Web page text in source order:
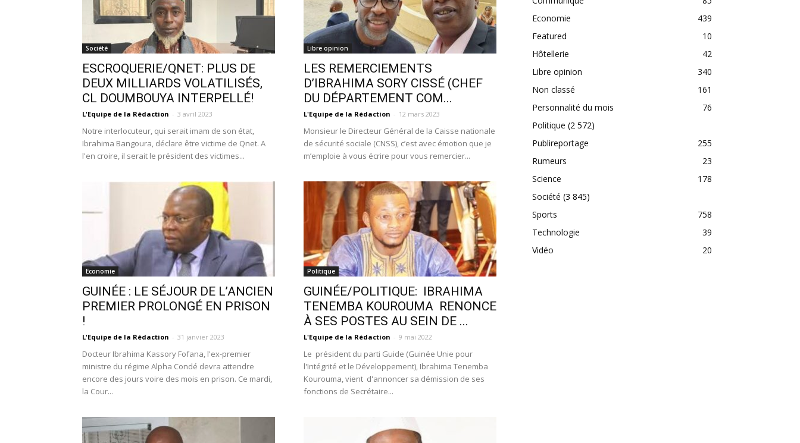
Société
ESCROQUERIE/QNET: PLUS DE
DEUX MILLIARDS VOLATILISÉS,
CL DOUMBOUYA INTERPELLÉ!
L'Equipe de la Rédaction - 3 avril 2023
Notre interlocuteur, qui serait imam de son état,
Ibrahima Bangoura, déclare être victime de Qnet. A
l'en croire, il serait le président des victimes...
Libre opinion
LES REMERCIEMENTS
D’IBRAHIMA SORY CISSÉ (CHEF
DU DÉPARTEMENT COM...
L'Equipe de la Rédaction - 12 mars 2023
Monsieur le Directeur Général de la Caisse nationale
de sécurité sociale (CNSS), c’est avec émotion que je
m’emploie à vous écrire pour vous remercier...
Economie
GUINÉE : LE SÉJOUR DE L’ANCIEN
PREMIER PROLONGÉ EN PRISON
!
L'Equipe de la Rédaction - 31 janvier 2023
Docteur Ibrahima Kassory Fofana, l'ex-premier
ministre du régime Alpha Condé devra attendre
encore des jours voire des mois en prison. Ce mardi,
la Cour...
Politique
GUINÉE/POLITIQUE: IBRAHIMA
TENEMBA KOUROUMA RENONCE
À SES POSTES AU SEIN DE ...
L'Equipe de la Rédaction - 9 mai 2022
Le président du parti Guide (Guinée Unie pour
l'Intégrité et le Développement), Ibrahima Tenemba
Kourouma, vient d'annoncer sa démission de ses
fonctions de Secrétaire...
Economie
439
Featured
10
Hôtellerie
42
Libre opinion
340
Non classé
161
Personnalité du mois
76
Politique (2 572)
Publireportage
255
Rumeurs
23
Science
178
Société (3 845)
Sports
758
Technologie
39
Vidéo
20